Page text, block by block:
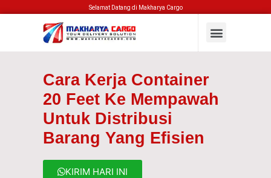
Selamat Datang di Makharya Cargo
Cara Kerja Container
20 Feet Ke Mempawah
Untuk Distribusi
Barang Yang Efisien
KIRIM HARI INI